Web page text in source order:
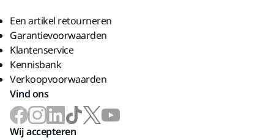
Een artikel retourneren
Garantievoorwaarden
Klantenservice
Kennisbank
Verkoopvoorwaarden
Vind ons
Wij accepteren